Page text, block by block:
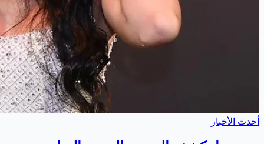
أحدث الأخبار